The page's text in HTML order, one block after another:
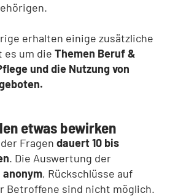
erhalten einige zusätzliche
es um die Themen Beruf &
und die Nutzung von
etwas bewirken
Fragen dauert 10 bis
. Die Auswertung der
anonym, Rückschlüsse auf
Betroffene sind nicht möglich.